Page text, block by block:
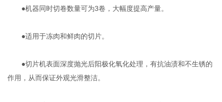
●机器同时切卷数量可为3卷，大幅度提高产量。
●适用于冻肉和鲜肉的切片。
●切片机表面深度抛光后阳极化氧化处理，有抗油渍和不生锈的
作用，从而保证外观光滑整洁。